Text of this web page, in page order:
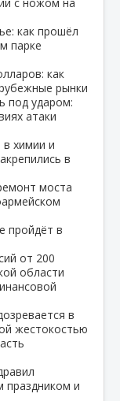
как прошёл
парке
как
рынки
под ударом:
атаки
в химии и
в
моста
пройдёт в
от 200
области
в
жестокостью
праздником и